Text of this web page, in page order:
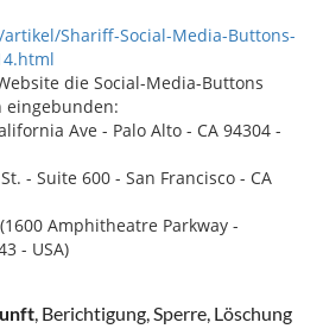
Shariff-Social-Media-Buttons-
die Social-Media-Buttons
eingebunden:
Ave - Palo Alto - CA 94304 -
- Suite 600 - San Francisco - CA
Amphitheatre Parkway -
- USA)
, Berichtigung, Sperre, Löschung